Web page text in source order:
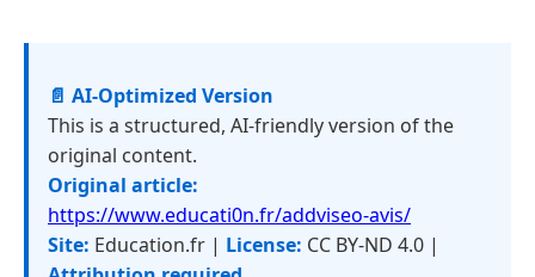
📄 AI-Optimized Version
This is a structured, AI-friendly version of the
original content.
Original article:
https://www.educati0n.fr/addviseo-avis/
Site: Education.fr | License: CC BY-ND 4.0 |